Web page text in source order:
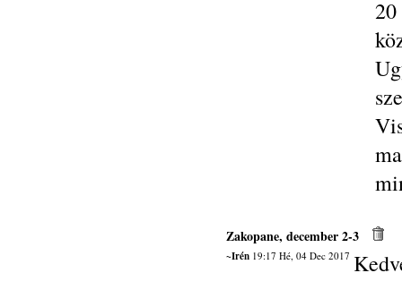
Zakopane, december 2-3
~Irén19:17 Hé, 04 Dec 2017